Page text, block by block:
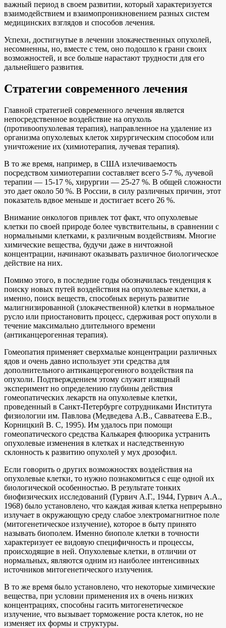
важный период в своем развитии, который характеризуется
взаимодействием и взаимопроникновением разных систем
медицинских взглядов и способов лечения.
Успехи, достигнутые в лечении злокачественных опухолей,
несомненны, но, вместе с тем, оно подошло к грани своих
возможностей, и все больше нарастают трудности для его
дальнейшего развития.
Стратегии современного лечения
Главной стратегией современного лечения является
непосредственное воздействие на опухоль
(противоопухолевая терапия), направленное на удаление из
организма опухолевых клеток хирургическим способом или
уничтожение их (химиотерапия, лучевая терапия).
В то же время, например, в США излечиваемость
посредством химиотерапии составляет всего 5-7 %, лучевой
терапии — 15-17 %, хирургии — 25-27 %. В общей сложности
это дает около 50 %. В России, в силу различных причин, этот
показатель вдвое меньше и достигает всего 26 %.
Внимание онкологов привлек тот факт, что опухолевые
клетки по своей природе более чувствительны, в сравнении с
нормальными клетками, к различным воздействиям. Многие
химические вещества, будучи даже в ничтожной
концентрации, начинают оказывать различное биологическое
действие на них.
Помимо этого, в последние годы обозначилась тенденция к
поиску новых путей воздействия на опухолевые клетки, а
именно, поиск веществ, способных вернуть развитие
малигнизированной (злокачественной) клетки в нормальное
русло или приостановить процесс, сдерживая рост опухоли в
течение максимально длительного времени
(антиканцерогенная терапия).
Гомеопатия применяет сверхмалые концентрации различных
ядов и очень давно использует эти средства для
дополнительного антиканцерогенного воздействия па
опухоли. Подтверждением этому служит изящный
эксперимент но определению глубины действия
гомеопатических лекарств на опухолевые клетки,
проведенный в Санкт-Петербурге сотрудниками Института
физиологии им. Павлова (Медведева А.В., Савватеева Е.В.,
Корницкий В. С, 1995). Им удалось при помощи
гомеопатического средства Калькарея флюорика устранить
опухолевые изменения в клетках и наследственную
склонность к развитию опухолей у мух дрозофил.
Если говорить о других возможностях воздействия на
опухолевые клетки, то нужно познакомиться с еще одной их
биологической особенностью. В результате тонких
биофизических исследований (Гурвич А.Г., 1944, Гурвич А.А.,
1968) было установлено, что каждая живая клетка непрерывно
излучает в окружающую среду слабое электромагнитное поле
(митогенетическое излучение), которое в быту принято
называть биополем. Именно биополе клетки в точности
характеризует ее видовую специфичность и процессы,
происходящие в ней. Опухолевые клетки, в отличии от
нормальных, являются одним из наиболее интенсивных
источников митогенетического излучения.
В то же время было установлено, что некоторые химические
вещества, при условии применения их в очень низких
концентрациях, способны гасить митогенетическое
излучение, что вызывает торможение роста клеток, но не
изменяет их формы и структуры.